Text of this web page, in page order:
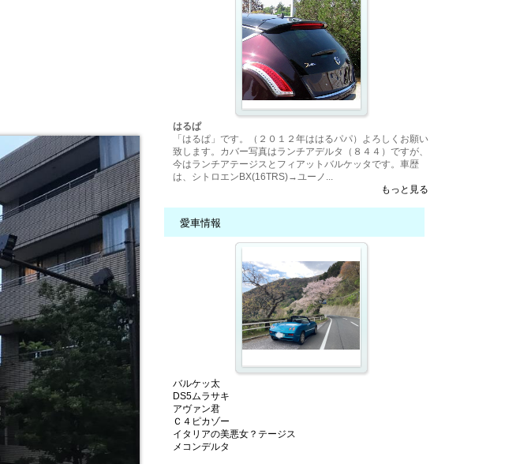
はるぱ
「はるぱ」です。（２０１２年ははるパパ）よろしくお願い
致します。カバー写真はランチアデルタ（８４４）ですが、
今はランチアテージスとフィアットバルケッタです。車歴
は、シトロエンBX(16TRS)→ユーノ...
もっと見る
愛車情報
バルケッ太
DS5ムラサキ
アヴァン君
Ｃ４ピカゾー
イタリアの美悪女？テージス
メコンデルタ